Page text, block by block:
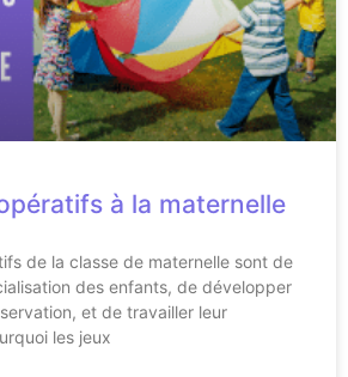
à la maternelle
de la classe de maternelle sont de
des enfants, de développer
et de travailler leur
les jeux